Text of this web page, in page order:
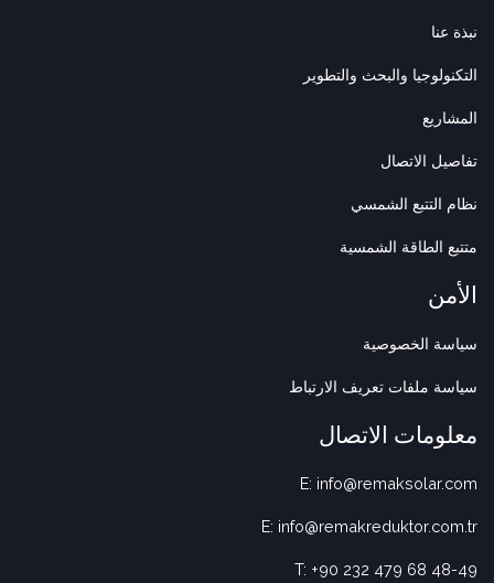
نبذة عنا
التكنولوجيا والبحث والتطوير
المشاريع
تفاصيل الاتصال
نظام التتبع الشمسي
متتبع الطاقة الشمسية
الأمن
سياسة الخصوصية
سياسة ملفات تعريف الارتباط
معلومات الاتصال
E: info@remaksolar.com
E: info@remakreduktor.com.tr
T: +90 232 479 68 48-49